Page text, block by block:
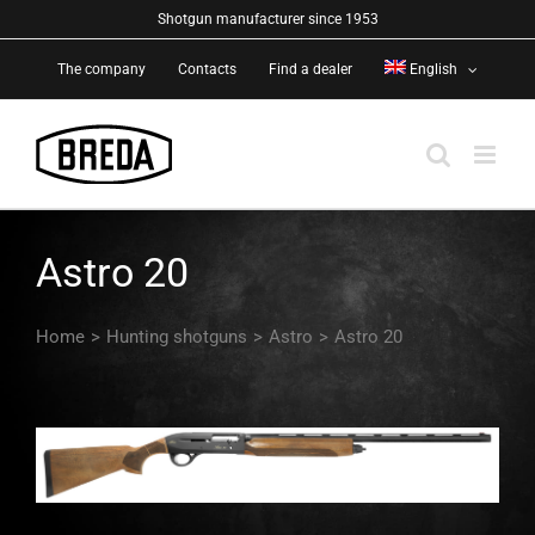
to
Shotgun manufacturer since 1953
The company Contacts Find a dealer English
Astro 20
Home > Hunting shotguns > Astro > Astro 20